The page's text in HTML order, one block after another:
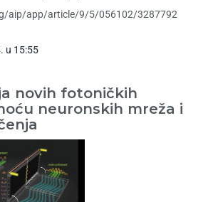
aip/app/article/9/5/056102/3287792
u 15:55
novih fotoničkih
neuronskih mreža i